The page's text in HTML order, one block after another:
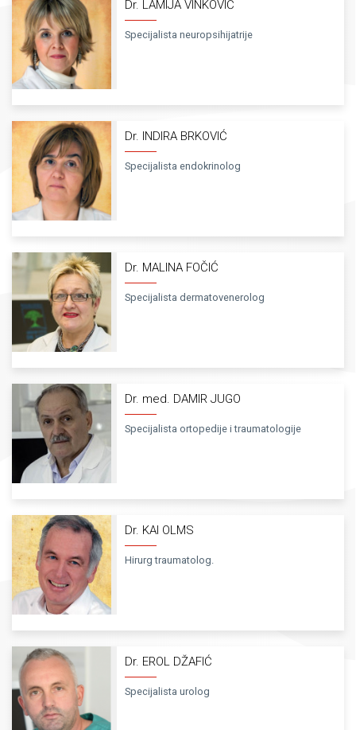
Dr. LAMIJA VINKOVIĆ
Specijalista neuropsihijatrije
Dr. INDIRA BRKOVIĆ
Specijalista endokrinolog
Dr. MALINA FOČIĆ
Specijalista dermatovenerolog
Dr. med. DAMIR JUGO
Specijalista ortopedije i traumatologije
Dr. KAI OLMS
Hirurg traumatolog.
Dr. EROL DŽAFIĆ
Specijalista urolog